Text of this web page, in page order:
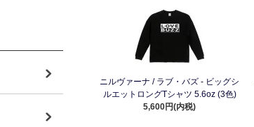
ニルヴァーナ / ラブ・バズ - ビッグシ
ルエットロングTシャツ 5.6oz (3色)
5,600円(内税)